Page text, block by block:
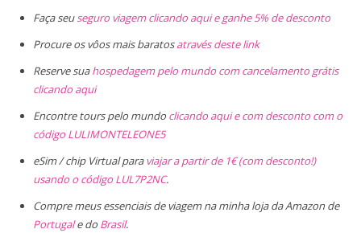
Faça seuseguro viagem clicando aqui e ganhe 5% de desconto
Procure os vôos mais baratosatravés deste link
Reserve suahospedagem pelo mundo com cancelamento grátis
clicando aqui
Encontre tours pelo mundo clicando aqui e com desconto com o
código LULIMONTELEONE5
eSim / chip Virtual paraviajar a partir de 1€ (com desconto!)
usando o código LUL7P2NC.
Compre meus essenciais de viagem na minha loja da Amazon de
Portugale do Brasil.